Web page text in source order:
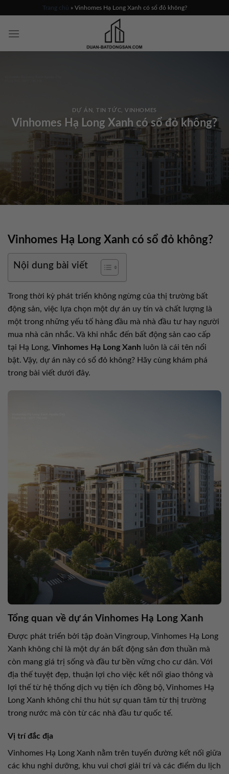
content
Trang chủ » Vinhomes Hạ Long Xanh có sổ đỏ không?
DỰ ÁN ,TIN TỨC ,VINHOMES
Vinhomes Hạ Long Xanh có sổ đỏ không?
Vinhomes Hạ Long Xanh có sổ đỏ không?
Nội dung bài viết
Trong thời kỳ phát triển không ngừng của thị trường bất
động sản, việc lựa chọn một dự án uy tín và chất lượng là
một trong những yếu tố hàng đầu mà nhà đầu tư hay người
mua nhà cân nhắc. Và khi nhắc đến bất động sản cao cấp
tại Hạ Long, Vinhomes Hạ Long Xanh luôn là cái tên nổi
bật. Vậy, dự án này có sổ đỏ không? Hãy cùng khám phá
trong bài viết dưới đây.
Tổng quan về dự án Vinhomes Hạ Long Xanh
Được phát triển bởi tập đoàn Vingroup, Vinhomes Hạ Long
Xanh không chỉ là một dự án bất động sản đơn thuần mà
còn mang giá trị sống và đầu tư bền vững cho cư dân. Với
địa thế tuyệt đẹp, thuận lợi cho việc kết nối giao thông và
lợi thế từ hệ thống dịch vụ tiện ích đồng bộ, Vinhomes Hạ
Long Xanh không chỉ thu hút sự quan tâm từ thị trường
trong nước mà còn từ các nhà đầu tư quốc tế.
Vị trí đắc địa
Vinhomes Hạ Long Xanh nằm trên tuyến đường kết nối giữa
các khu nghỉ dưỡng, khu vui chơi giải trí và các điểm du lịch